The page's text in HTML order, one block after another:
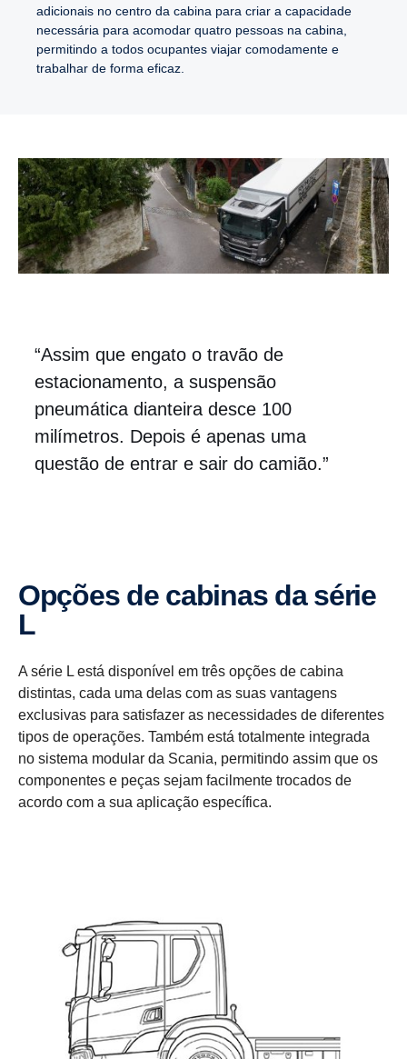
adicionais no centro da cabina para criar a capacidade
necessária para acomodar quatro pessoas na cabina,
permitindo a todos ocupantes viajar comodamente e
trabalhar de forma eficaz.
“Assim que engato o travão de
estacionamento, a suspensão
pneumática dianteira desce 100
milímetros. Depois é apenas uma
questão de entrar e sair do camião.”
Opções de cabinas da série
L
A série L está disponível em três opções de cabina
distintas, cada uma delas com as suas vantagens
exclusivas para satisfazer as necessidades de diferentes
tipos de operações. Também está totalmente integrada
no sistema modular da Scania, permitindo assim que os
componentes e peças sejam facilmente trocados de
acordo com a sua aplicação específica.